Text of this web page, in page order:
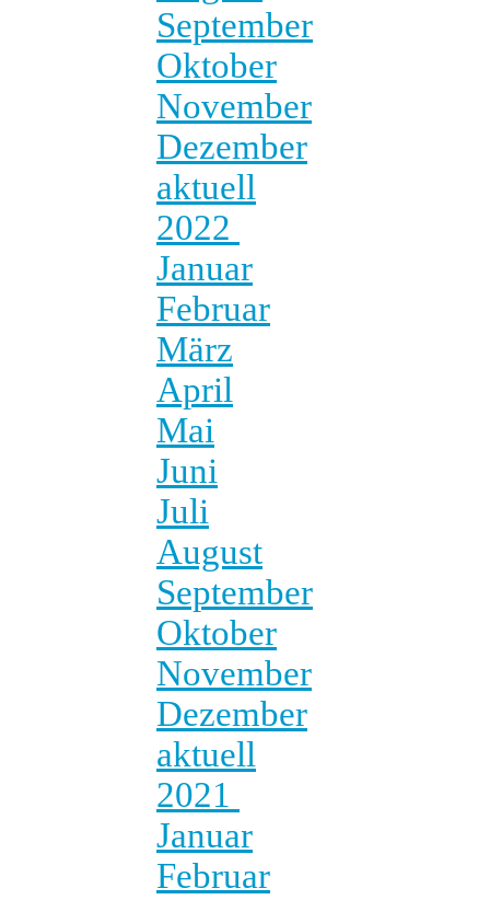
September
Oktober
November
Dezember
aktuell
2022
Januar
Februar
März
April
Mai
Juni
Juli
August
September
Oktober
November
Dezember
aktuell
2021
Januar
Februar